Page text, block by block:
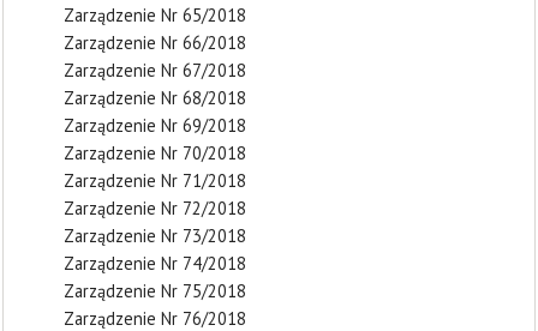
Zarządzenie Nr 65/2018
Zarządzenie Nr 66/2018
Zarządzenie Nr 67/2018
Zarządzenie Nr 68/2018
Zarządzenie Nr 69/2018
Zarządzenie Nr 70/2018
Zarządzenie Nr 71/2018
Zarządzenie Nr 72/2018
Zarządzenie Nr 73/2018
Zarządzenie Nr 74/2018
Zarządzenie Nr 75/2018
Zarządzenie Nr 76/2018